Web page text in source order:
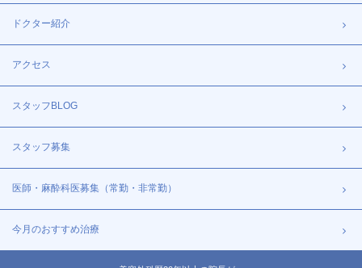
ドクター紹介
アクセス
スタッフBLOG
スタッフ募集
医師・麻酔科医募集（常勤・非常勤）
今月のおすすめ治療